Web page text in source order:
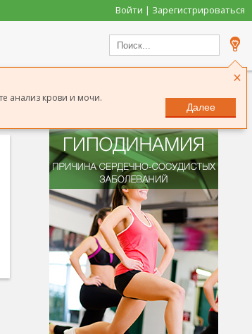
Войти | Зарегистрироваться
×
анализ крови и мочи.
Далее